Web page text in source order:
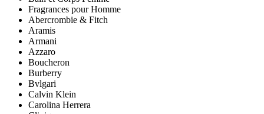
Fragrances pour Homme
Abercrombie & Fitch
Aramis
Armani
Azzaro
Boucheron
Burberry
Bvlgari
Calvin Klein
Carolina Herrera